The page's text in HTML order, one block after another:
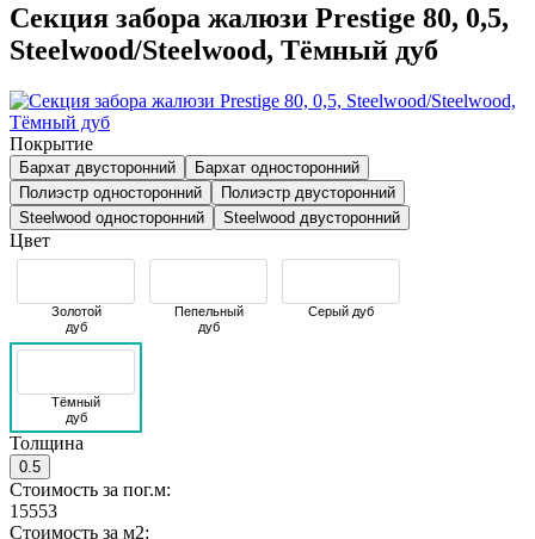
Секция забора жалюзи Prestige 80, 0,5,
Steelwood/Steelwood, Тёмный дуб
Покрытие
Бархат двусторонний
Бархат односторонний
Полиэстр односторонний
Полиэстр двусторонний
Steelwood односторонний
Steelwood двусторонний
Цвет
Золотой
дуб
Пепельный
дуб
Серый дуб
Тёмный
дуб
Толщина
0.5
Стоимость за пог.м:
15553
Стоимость за м2: